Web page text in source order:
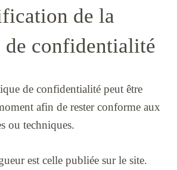
de la
confidentialité
de confidentialité peut être
afin de rester conforme aux
ou techniques.
est celle publiée sur le site.